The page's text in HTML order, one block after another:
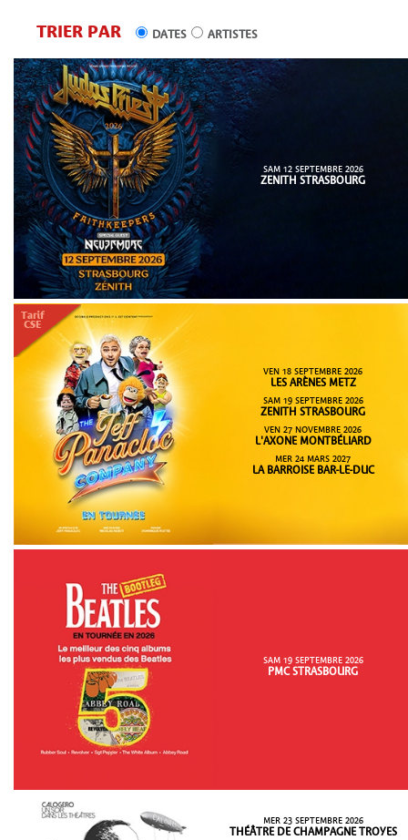
TRIER PAR DATES ARTISTES
SAM 12 SEPTEMBRE 2026
ZENITH STRASBOURG
VEN 18 SEPTEMBRE 2026
LES ARÈNES METZ
SAM 19 SEPTEMBRE 2026
ZENITH STRASBOURG
VEN 27 NOVEMBRE 2026
L'AXONE MONTBÉLIARD
MER 24 MARS 2027
LA BARROISE BAR-LE-DUC
SAM 19 SEPTEMBRE 2026
PMC STRASBOURG
MER 23 SEPTEMBRE 2026
THÉÂTRE DE CHAMPAGNE TROYES